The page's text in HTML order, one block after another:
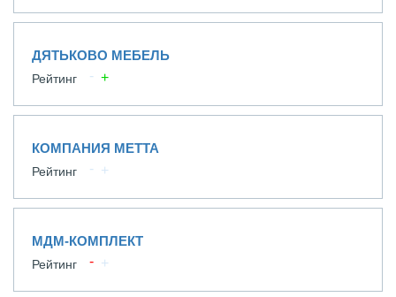
ДЯТЬКОВО МЕБЕЛЬ
Рейтинг
КОМПАНИЯ МЕТТА
Рейтинг
МДМ-КОМПЛЕКТ
Рейтинг